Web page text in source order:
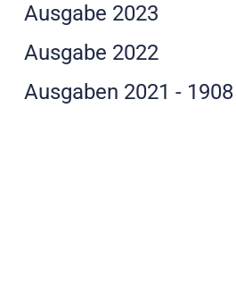
Ausgabe 2023
Ausgabe 2022
Ausgaben 2021 - 1908